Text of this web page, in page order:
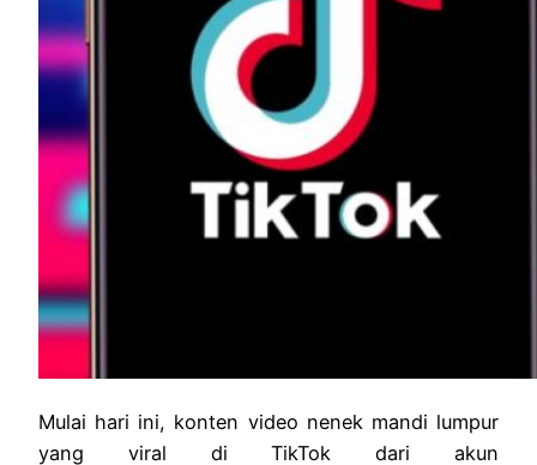
Mulai hari ini, konten video nenek mandi lumpur
yang viral di TikTok dari akun